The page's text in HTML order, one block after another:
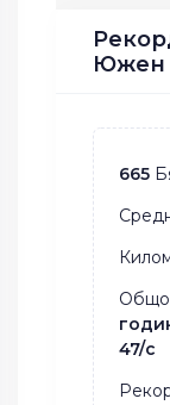
Южен
665
Общо
47/с